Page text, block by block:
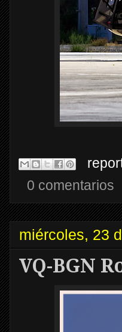
0 comentarios
miércoles, 23
VQ-BGN